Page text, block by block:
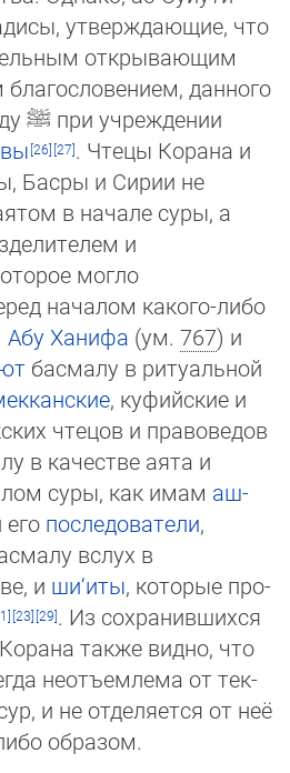
утверждающие, что
открывающим
данного
ﷺ при уч­реж­дении
. Чтецы Корана и
Басры и Сирии не
в на­ча­ле су­ры, а
и
могло
началом какого-либо
Абу Ханифа (ум. 767) и
басмалу в ритуальной
, куфий­ские и
чтецов и правоведов
в качестве аята и
суры, как имам аш-
его последователи,
вслух в
и ши‘иты, которые про­
. Из сохранившихся
Корана также видно, что
неотъ­ем­ле­ма от тек­
и не отделяется от неё
образом.